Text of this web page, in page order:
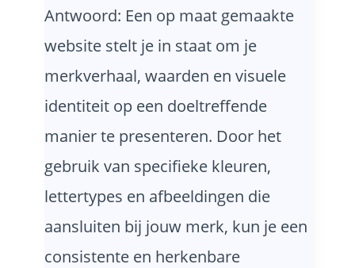
Antwoord: Een op maat gemaakte
website stelt je in staat om je
merkverhaal, waarden en visuele
identiteit op een doeltreffende
manier te presenteren. Door het
gebruik van specifieke kleuren,
lettertypes en afbeeldingen die
aansluiten bij jouw merk, kun je een
consistente en herkenbare